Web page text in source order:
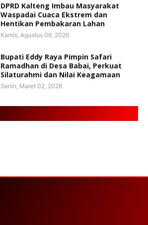
DPRD Kalteng Imbau Masyarakat
Waspadai Cuaca Ekstrem dan
Hentikan Pembakaran Lahan
Kamis, Agustus 06, 2026
Bupati Eddy Raya Pimpin Safari
Ramadhan di Desa Babai, Perkuat
Silaturahmi dan Nilai Keagamaan
Senin, Maret 02, 2026